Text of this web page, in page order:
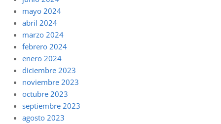
mayo 2024
abril 2024
marzo 2024
febrero 2024
enero 2024
diciembre 2023
noviembre 2023
octubre 2023
septiembre 2023
agosto 2023